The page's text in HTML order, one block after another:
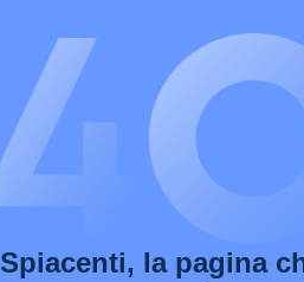
Spiacenti, la pagina